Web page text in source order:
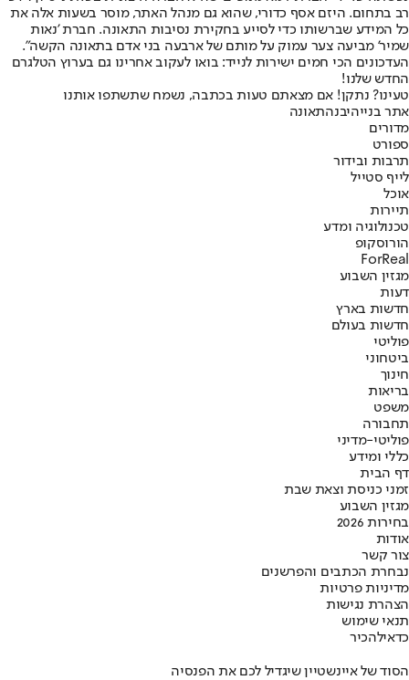
רב בתחום. היזם אסף כדורי, שהוא גם מנהל האתר, מוסר בשעות אלה את
כל המידע שברשותו כדי לסייע בחקירת נסיבות התאונה. חברת 'נאות
שמיר' מביעה צער עמוק על מותם של ארבעה בני אדם בתאונה הקשה".
העדכונים הכי חמים ישירות לנייד: בואו לעקוב אחרינו גם בערוץ הטלגרם
החדש שלנו!
טעינו? נתקן! אם מצאתם טעות בכתבה, נשמח שתשתפו אותנו
אתר בנייהיבנהתאונה
מדורים
ספורט
תרבות ובידור
לייף סטייל
אוכל
תיירות
טכנולוגיה ומדע
הורוסקופ
ForReal
מגזין השבוע
דעות
חדשות בארץ
חדשות בעולם
פוליטי
ביטחוני
חינוך
בריאות
משפט
תחבורה
פוליטי-מדיני
כללי ומידע
דף הבית
זמני כניסת וצאת שבת
מגזין השבוע
בחירות 2026
אודות
צור קשר
נבחרת הכתבים והפרשנים
מדיניות פרטיות
הצהרת נגישות
תנאי שימוש
כדאילהכיר
הסוד של איינשטיין שיגדיל לכם את הפנסיה